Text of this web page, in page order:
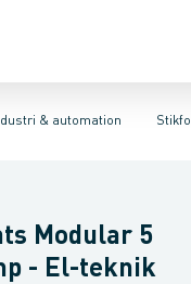
& automation
& lampeudtag
Tilbehør til
Modular 5
- El-teknik